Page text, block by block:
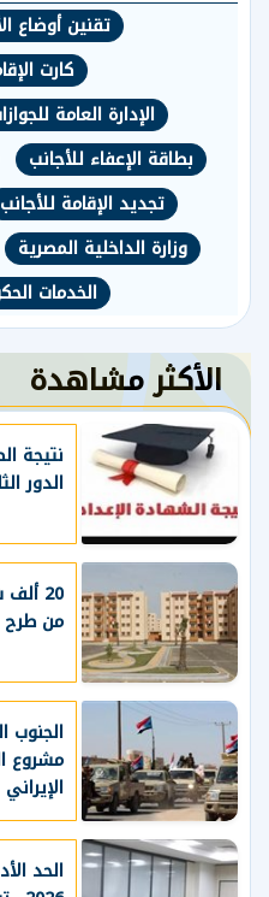
تقنين أوضاع
كارت
الإدارة العامة
بطاقة الإعفاء للأجانب
تجديد الإقامة للأجانب
وزارة الداخلية المصرية
الخدمات
الأكثر مشاهدة
نتيجة
الدور الثاني 2026..
20
من طرح
الجنوب
مشروع
الإيراني
الحد